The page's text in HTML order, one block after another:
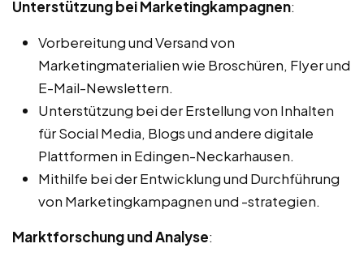
Unterstützung bei Marketingkampagnen:
Vorbereitung und Versand von
Marketingmaterialien wie Broschüren, Flyer und
E-Mail-Newslettern.
Unterstützung bei der Erstellung von Inhalten
für Social Media, Blogs und andere digitale
Plattformen in Edingen-Neckarhausen.
Mithilfe bei der Entwicklung und Durchführung
von Marketingkampagnen und -strategien.
Marktforschung und Analyse: